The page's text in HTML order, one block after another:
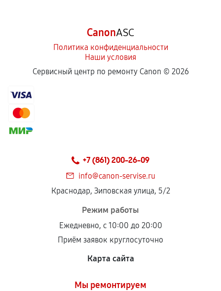
CanonASC
Политика конфиденциальности
Наши условия
Сервисный центр по ремонту Canon © 2026
+7 (861) 200-26-09
info@canon-servise.ru
Краснодар, Зиповская улица, 5/2
Режим работы
Ежедневно, с 10:00 до 20:00
Приём заявок круглосуточно
Карта сайта
Мы ремонтируем